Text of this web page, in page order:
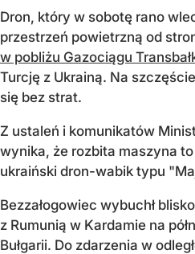
Dron, który w sobotę rano
przestrzeń powietrzną od
w pobliżu Gazociągu
Turcję z Ukrainą. Na
się bez strat.
Z ustaleń i komunikatów
wynika, że rozbita maszyna
ukraiński dron-wabik typu
Bezzałogowiec wybuchł
z Rumunią w Kardamie na
Bułgarii. Do zdarzenia w